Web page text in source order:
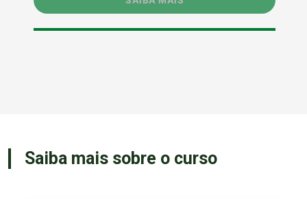
Saiba mais sobre o curso